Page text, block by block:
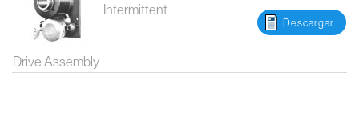
Intermittent
Drive Assembly
Descargar